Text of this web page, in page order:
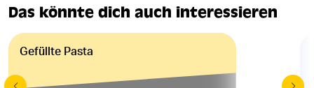
Das könnte dich auch interessieren
Gefüllte Pasta